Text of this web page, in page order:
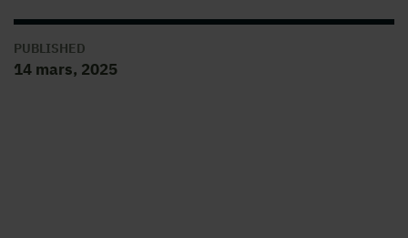
PUBLISHED
14 mars, 2025